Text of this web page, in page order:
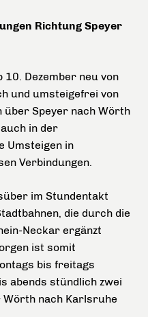
Richtung Speyer
10. Dezember neu von
und umsteigefrei von
über Speyer nach Wörth
in der
Umsteigen in
Verbindungen.
im Stundentakt
die durch die
Neckar ergänzt
ist somit
bis freitags
abends stündlich zwei
nach Karlsruhe